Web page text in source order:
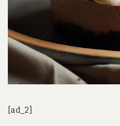
[ad_2]